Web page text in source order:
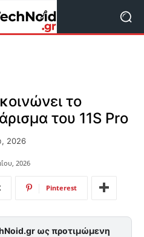
το
του 11S Pro
2026
2026
Pinterest
ως προτιμώμενη